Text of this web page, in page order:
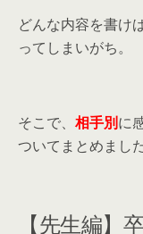
どんな内容を書け
ってしまいがち。
そこで、 相手別に
ついてまとめました
【先生編】